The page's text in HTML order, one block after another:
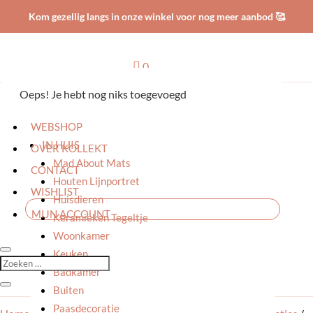
Kom gezellig langs in onze winkel voor nog meer aanbod 🥰
 0
Oeps! Je hebt nog niks toegevoegd
HOME
WEBSHOP
IN HUIS
Mad About Mats
Houten Lijnportret
Huisdieren
Keramieken Tegeltje
Woonkamer
Keuken
Badkamer
Buiten
Paasdecoratie
OVER KOLLEKT
CONTACT
WISHLIST
MIJN ACCOUNT